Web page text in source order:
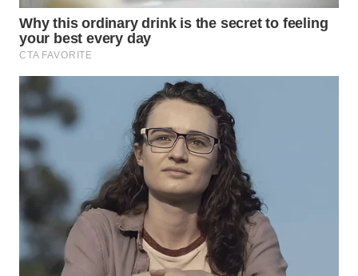
WN
TAPANULI
UTARA
WN
SAMOSIR
PADANG
LAWAS
WN
SUMEDANG